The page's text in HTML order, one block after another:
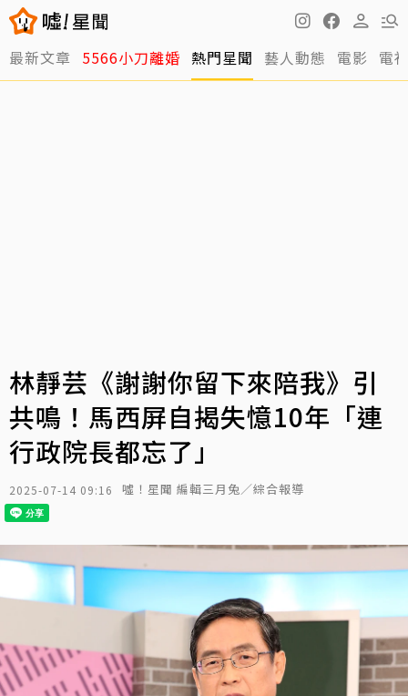
最新文章 5566小刀離婚 熱門星聞 藝人動態 電影 電
林靜芸《謝謝你留下來陪我》引
共鳴！馬西屏自揭失憶10年「連
行政院長都忘了」
2025-07-14 09:16 噓！星聞 編輯三月兔／綜合報導